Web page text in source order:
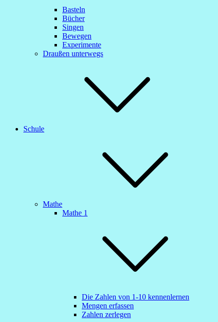
Basteln
Bücher
Singen
Bewegen
Experimente
Draußen unterwegs
Schule
Mathe
Mathe 1
Die Zahlen von 1-10 kennenlernen
Mengen erfassen
Zahlen zerlegen